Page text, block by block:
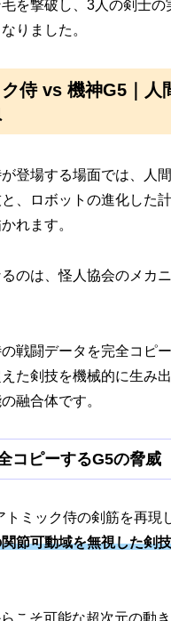
を撃破し、3人の剣士の
りました。
侍 vs 機神G5｜人
登場する場面では、人
、ロボットの進化した
れます。
のは、怪人協会のメカ
戦闘データを完全コピ
た剣技を機械的に生み
融合体です。
コピーするG5の脅威
トミック侍の剣筋を再現
節可動域を無視した剣
こそ可能な超次元の動